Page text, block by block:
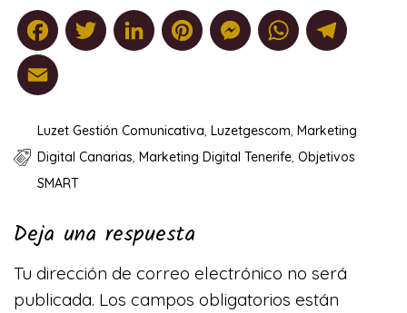
Facebook
TwitterLinkedIn
Pinterest
Messenger
Luzet Gestión Comunicativa, Luzetgescom, Marketing
Digital Canarias, Marketing Digital Tenerife, Objetivos
SMART
Deja una respuesta
Tu dirección de correo electrónico no será
publicada. Los campos obligatorios están